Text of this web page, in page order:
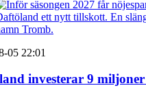
05 22:01
investerar 9